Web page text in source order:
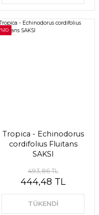
%10
Tropica - Echinodorus
cordifolius Fluitans
SAKSI
493,86 TL
444,48 TL
TÜKENDİ